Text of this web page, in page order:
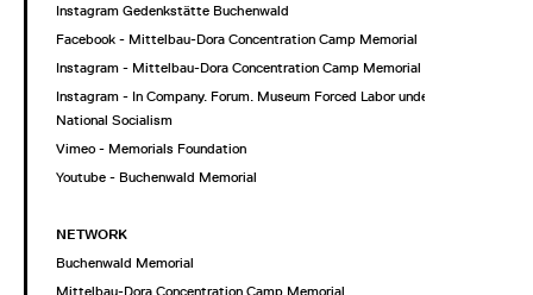
Instagram Gedenkstätte Buchenwald
Facebook - Mittelbau-Dora Concentration Camp Memorial
Instagram - Mittelbau-Dora Concentration Camp Memorial
Instagram - In Company. Forum. Museum Forced Labor under
National Socialism
Vimeo - Memorials Foundation
Youtube - Buchenwald Memorial
NETWORK
Buchenwald Memorial
Mittelbau-Dora Concentration Camp Memorial